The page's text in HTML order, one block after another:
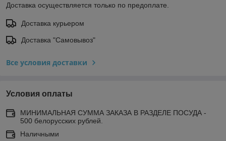
Доставка осуществляется только по предоплате.
Доставка курьером
Доставка "Самовывоз"
Все условия доставки
Условия оплаты
МИНИМАЛЬНАЯ СУММА ЗАКАЗА В РАЗДЕЛЕ ПОСУДА -
500 белорусских рублей.
Наличными